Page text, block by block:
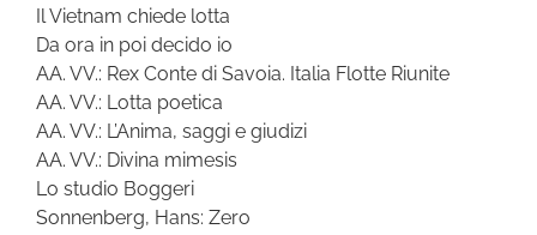
Il Vietnam chiede lotta
Da ora in poi decido io
AA. VV.: Rex Conte di Savoia. Italia Flotte Riunite
AA. VV.: Lotta poetica
AA. VV.: L’Anima, saggi e giudizi
AA. VV.: Divina mimesis
Lo studio Boggeri
Sonnenberg, Hans: Zero